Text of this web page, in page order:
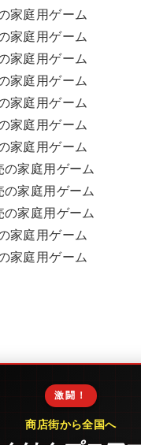
家庭用ゲーム
家庭用ゲーム
家庭用ゲーム
家庭用ゲーム
家庭用ゲーム
家庭用ゲーム
家庭用ゲーム
家庭用ゲーム
家庭用ゲーム
家庭用ゲーム
家庭用ゲーム
家庭用ゲーム
激闘！
商店街から全国へ